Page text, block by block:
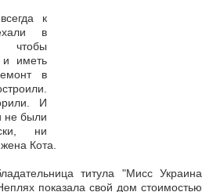
к
в
и иметь
в
И
не были
ни
Кота.
титула "Мисс Украина
показала свой дом стоимостью